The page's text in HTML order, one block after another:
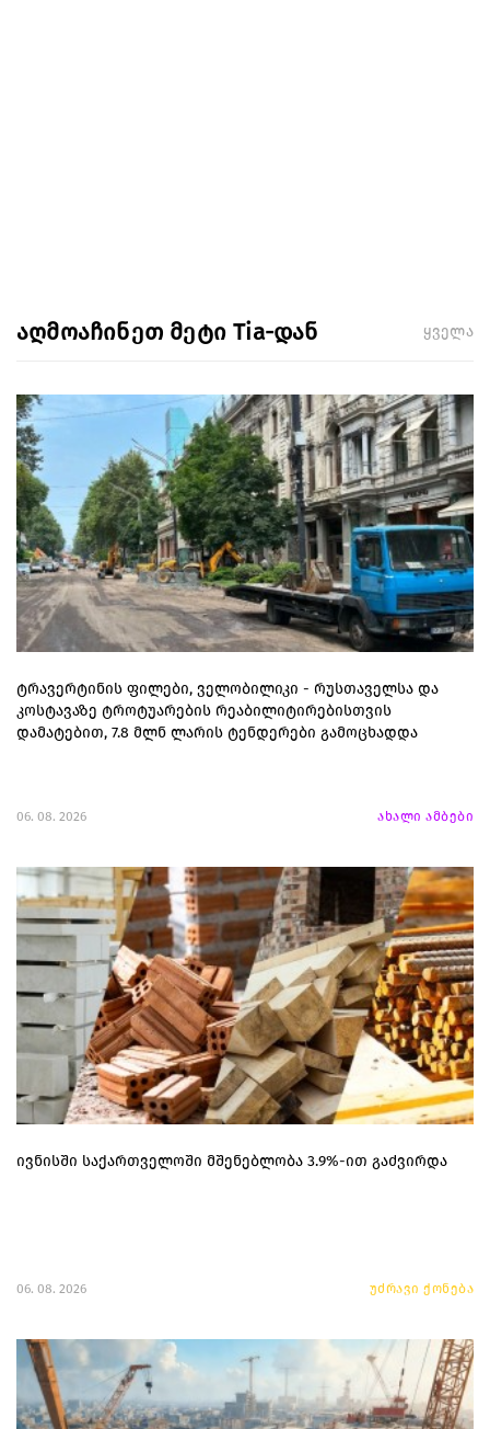
აღმოაჩინეთ მეტი Tia-დან ყველა
ტრავერტინის ფილები, ველობილიკი - რუსთაველსა და
კოსტავაზე ტროტუარების რეაბილიტირებისთვის
დამატებით, 7.8 მლნ ლარის ტენდერები გამოცხადდა
06. 08. 2026 ახალი ამბები
ივნისში საქართველოში მშენებლობა 3.9%-ით გაძვირდა
06. 08. 2026 უძრავი ქონება